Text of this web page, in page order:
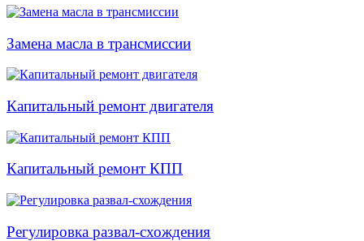
Замена масла в трансмиссии
Капитальный ремонт двигателя
Капитальный ремонт КПП
Регулировка развал-схождения